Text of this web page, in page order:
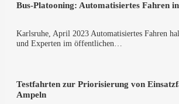
Bus-Platooning: Auto­ma­ti­sier­tes Fah­ren
Karls­ru­he, April 2023 Auto­ma­ti­sier­tes Fah­ren
und Exper­ten im öffent­li­chen…
Test­fahr­ten zur Prio­ri­sie­rung von
Ampeln